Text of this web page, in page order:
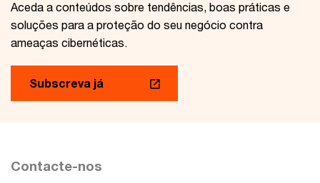
Aceda a conteúdos sobre tendências, boas práticas e
soluções para a proteção do seu negócio contra
ameaças cibernéticas.
Subscreva já
Contacte-nos